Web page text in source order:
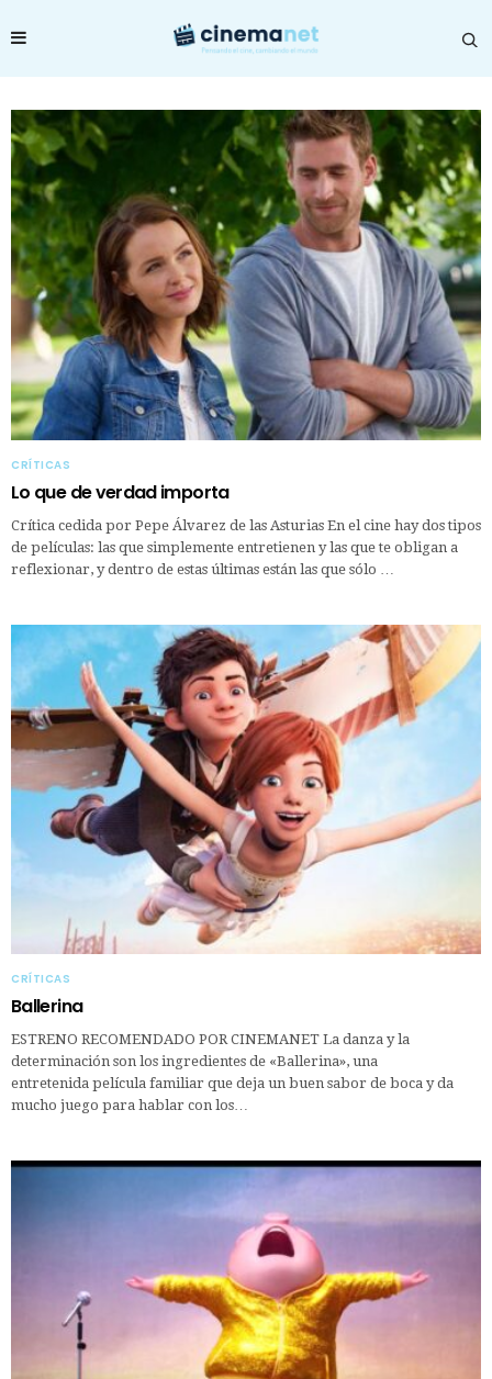
CRÍTICAS
Lo que de verdad importa
Crítica cedida por Pepe Álvarez de las Asturias En el cine hay dos tipos
de películas: las que simplemente entretienen y las que te obligan a
reflexionar, y dentro de estas últimas están las que sólo …
CRÍTICAS
Ballerina
ESTRENO RECOMENDADO POR CINEMANET La danza y la
determinación son los ingredientes de «Ballerina», una
entretenida película familiar que deja un buen sabor de boca y da
mucho juego para hablar con los…